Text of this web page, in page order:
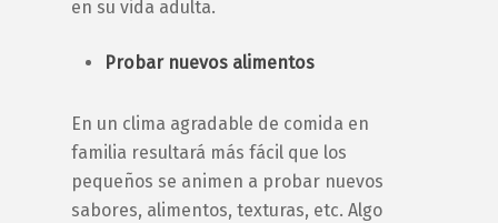
en su vida adulta.
Probar nuevos alimentos
En un clima agradable de comida en
familia resultará más fácil que los
pequeños se animen a probar nuevos
sabores, alimentos, texturas, etc. Algo